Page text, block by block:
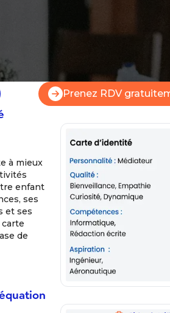
Prenez RDV
à mieux
enfant
ses
et ses
de